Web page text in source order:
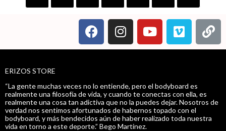
ERIZOS STORE
“La gente muchas veces no lo entiende, pero el bodyboard es
realmente una filosofía de vida, y cuando te conectas con ella, es
realmente una cosa tan adictiva que no la puedes dejar. Nosotros de
verdad nos sentimos afortunados de habernos topado con el
bodyboard, y más bendecidos aún de haber realizado toda nuestra
vida en torno a este deporte.” Bego Martinez.